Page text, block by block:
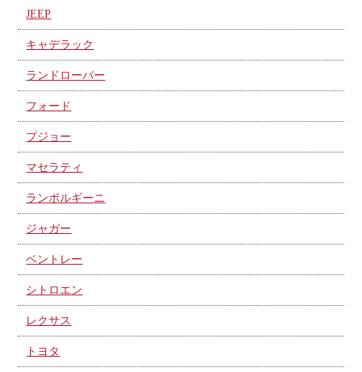
JEEP
キャデラック
ランドローバー
フォード
プジョー
マセラティ
ランボルギーニ
ジャガー
ベントレー
シトロエン
レクサス
トヨタ